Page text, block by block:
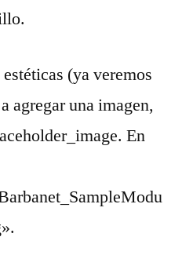
(ya veremos
agregar una imagen,
En